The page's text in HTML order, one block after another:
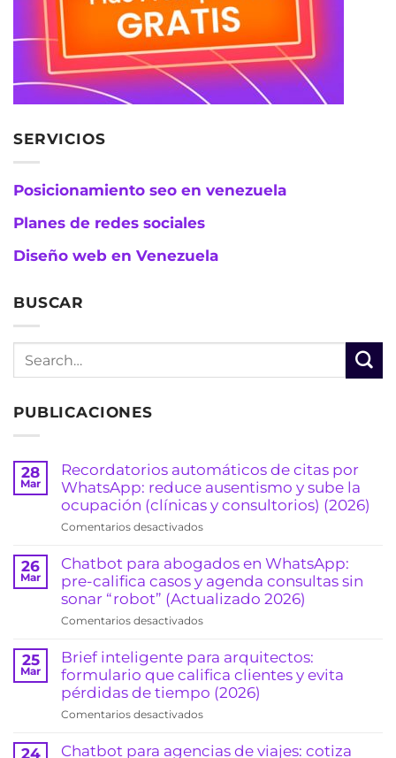
SERVICIOS
Posicionamiento seo en venezuela
Planes de redes sociales
Diseño web en Venezuela
BUSCAR
PUBLICACIONES
28
Mar
Recordatorios automáticos de citas por
WhatsApp: reduce ausentismo y sube la
ocupación (clínicas y consultorios) (2026)
Comentarios desactivadosen
automáticos
de
citas
WhatsApp:
ausentismo
y
sube
(clínicas
26
Mar
Chatbot para abogados en WhatsApp:
pre-califica casos y agenda consultas sin
sonar “robot” (Actualizado 2026)
Comentarios desactivadosen
para
abogados
en
WhatsApp:
pre-
casos
25
Mar
Brief inteligente para arquitectos:
formulario que califica clientes y evita
pérdidas de tiempo (2026)
Comentarios desactivadosen
inteligente
24 Chatbot para agencias de viajes: cotiza